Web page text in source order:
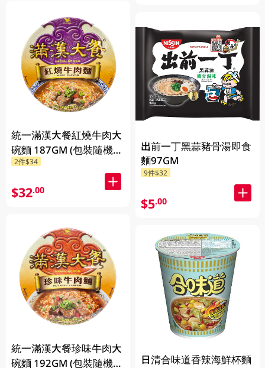
統一滿漢大餐紅燒牛肉大
碗麵 187GM (包裝隨機發
放)
2件$34
$32.00
統一滿漢大餐珍味牛肉大
碗麵 192GM (包裝隨機發
出前一丁黑蒜豬骨湯即食
麵97GM
9件$32
$5.00
日清合味道香辣海鮮杯麵